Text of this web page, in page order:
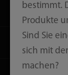
Lösungen
bestimmt.
Produkte
Sind Sie
sich mit
machen?